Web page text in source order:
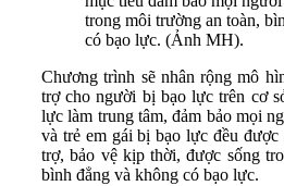
trong môi trường an toàn,
có bạo lực. (Ảnh MH).
Chương trình sẽ nhân rộng mô
trợ cho người bị bạo lực trên cơ
lực làm trung tâm, đảm bảo mọi
và trẻ em gái bị bạo lực đều
trợ, bảo vệ kịp thời, được sống
bình đẳng và không có bạo lực.